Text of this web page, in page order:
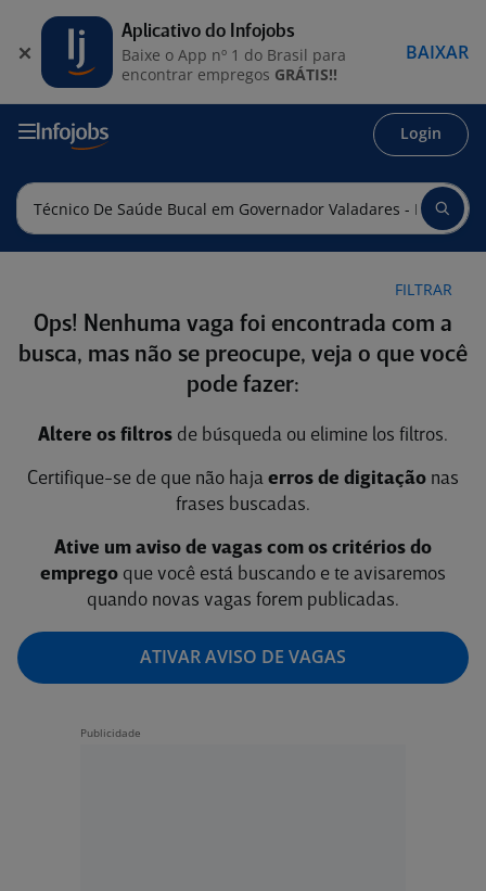
Login
FILTRAR
Ops! Nenhuma vaga foi encontrada com a
busca, mas não se preocupe, veja o que você
pode fazer:
Altere os filtros de búsqueda ou elimine los filtros.
Certifique-se de que não haja erros de digitação nas
frases buscadas.
Ative um aviso de vagas com os critérios do
emprego que você está buscando e te avisaremos
quando novas vagas forem publicadas.
ATIVAR AVISO DE VAGAS
Aplicativo do Infojobs
Baixe o App nº 1 do Brasil para
encontrar empregos GRÁTIS!!
BAIXAR